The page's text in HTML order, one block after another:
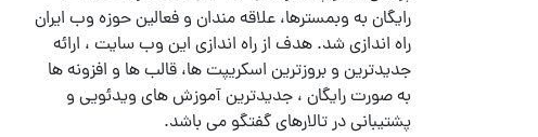
رایگان به وبمسترها، علاقه مندان و فعالین حوزه وب ایران
راه اندازی شد. هدف از راه اندازی این وب سایت ، ارائه
جدیدترین و بروزترین اسکریپت ها، قالب ها و افزونه ها
به صورت رایگان ، جدیدترین آموزش های ویدئویی و
پشتیبانی در تالارهای گفتگو می باشد.